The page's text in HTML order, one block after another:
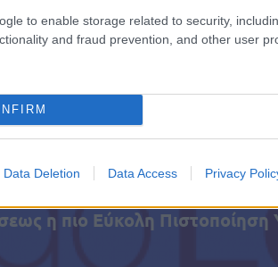
to enable storage related to security,
and fraud prevention, and other user
Data Deletion Data Access Privacy
Αγγλικών σε μόνο 2 ημέρες
η πιο Εύκολη Πιστοποίηση